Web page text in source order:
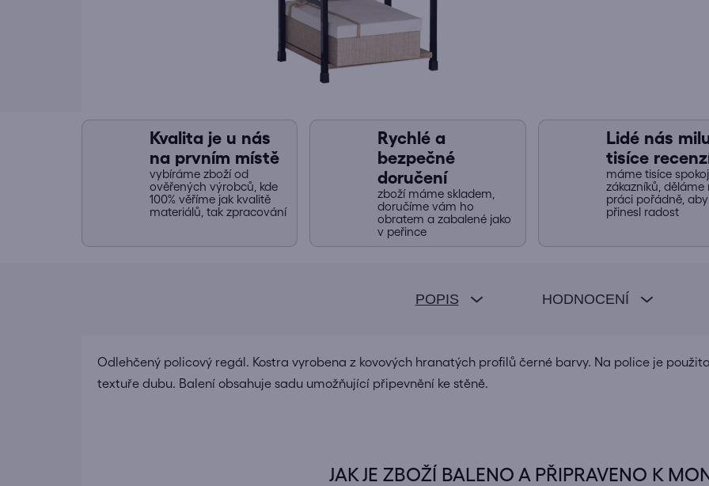
Kvalita je u nás
na prvním místě
vybíráme zboží od
ověřených výrobců, kde
100% věříme jak kvalitě
materiálů, tak zpracování
Rychlé a
bezpečné
doručení
zboží máme skladem,
doručíme vám ho
obratem a zabalené jako
v peřince
Lidé nás
tisíce
máme tisíce
zákazníků, děláme
práci pořádně,
přinesl radost
POPIS HODNOCENÍ
Odlehčený policový regál. Kostra vyrobena z kovových hranatých profilů černé barvy. Na police je použita
textuře dubu. Balení obsahuje sadu umožňující připevnění ke stěně.
JAK JE ZBOŽÍ BALENO A PŘIPRAVENO K